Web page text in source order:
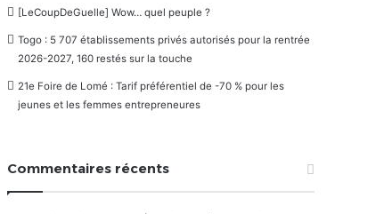
[LeCoupDeGuelle] Wow… quel peuple ?
Togo : 5 707 établissements privés autorisés pour la rentrée
2026-2027, 160 restés sur la touche
21e Foire de Lomé : Tarif préférentiel de -70 % pour les
jeunes et les femmes entrepreneures
Commentaires récents